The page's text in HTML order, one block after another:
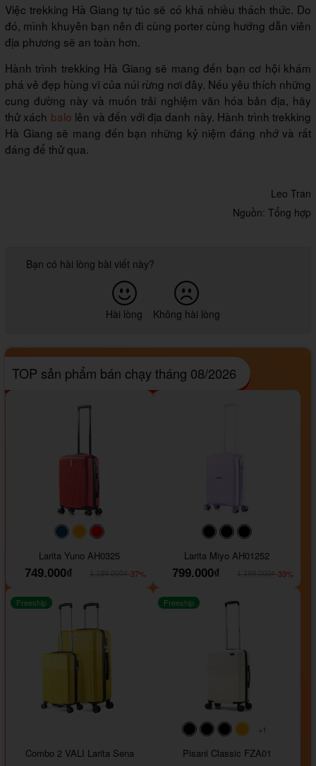
Việc trekking Hà Giang tự túc sẽ có khá nhiều thách thức. Do
đó, mình khuyên bạn nên đi cùng porter cùng hướng dẫn viên
địa phương sẽ an toàn hơn.
Hành trình trekking Hà Giang sẽ mang đến bạn cơ hội khám
phá vẻ đẹp hùng vĩ của núi rừng nơi đây. Nếu yêu thích những
cung đường này và muốn trải nghiệm văn hóa bản địa, hãy
thử xách balo lên và đến với địa danh này. Hành trình trekking
Hà Giang sẽ mang đến bạn những kỷ niệm đáng nhớ và rất
đáng để thử qua.
Leo Tran
Nguồn: Tổng hợp
Bạn có hài lòng bài viết này?
Hài lòng Không hài lòng
TOP sản phẩm bán chạy tháng 08/2026
#093f69#ffa500
Larita Yuno AH0325
749.000₫
-37%
#000000#000000
Larita Miyo AH01252
799.000₫
-33%
Freeship
Combo 2 VALI Larita Sena
#000000#000000#000000
+1
Freeship
Pisani Classic FZA01